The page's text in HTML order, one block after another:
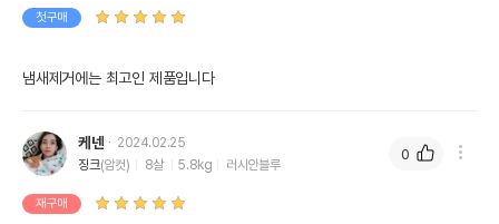
첫구매
냄새제거에는 최고인 제품입니다
케넨
2024.02.25
징크(암컷) 8살 5.8kg 러시안블루
재구매
0